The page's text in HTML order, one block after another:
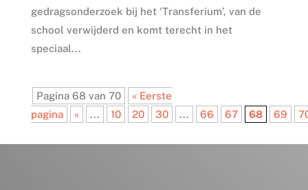
gedragsonderzoek bij het ‘Transferium’, van de
school verwijderd en komt terecht in het
speciaal...
Pagina 68 van 70
« Eerste
pagina
« ... 10 20 30 ... 66 67 68 69